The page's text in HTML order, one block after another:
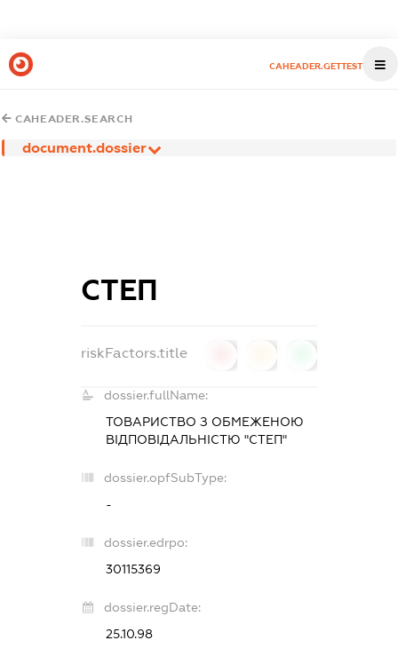
CAHEADER.GETTEST
CAHEADER.SEARCH
document.dossier
СТЕП
riskFactors.title
dossier.fullName:
ТОВАРИСТВО З ОБМЕЖЕНОЮ
ВІДПОВІДАЛЬНІСТЮ "СТЕП"
dossier.opfSubType:
-
dossier.edrpo:
30115369
dossier.regDate:
25.10.98